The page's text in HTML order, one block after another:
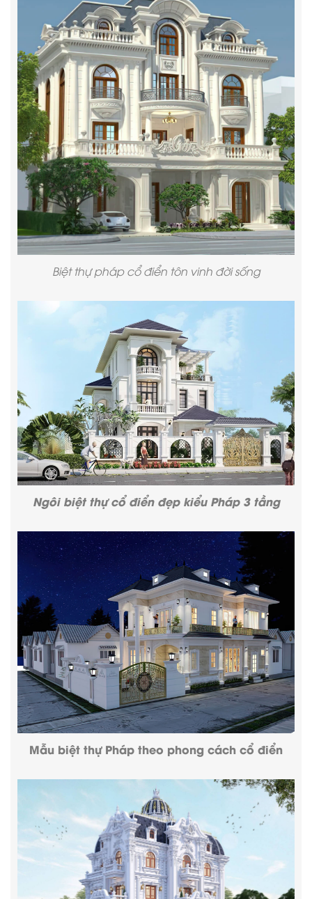
Biệt thự pháp cổ điển tôn vinh đời sống
Ngôi biệt thự cổ điển đẹpkiểu Pháp 3 tầng
Mẫu biệt thự Pháp theo phong cách cổ điển